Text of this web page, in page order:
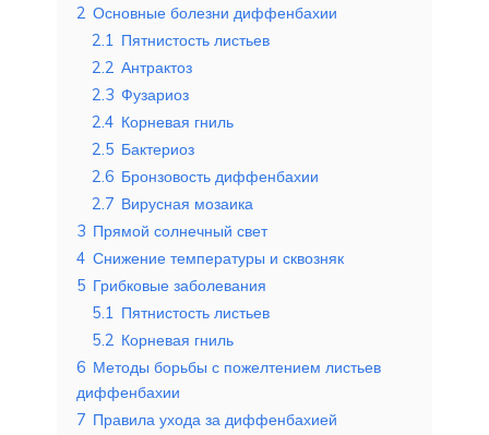
2 Основные болезни диффенбахии
2.1 Пятнистость листьев
2.2 Антрактоз
2.3 Фузариоз
2.4 Корневая гниль
2.5 Бактериоз
2.6 Бронзовость диффенбахии
2.7 Вирусная мозаика
3 Прямой солнечный свет
4 Снижение температуры и сквозняк
5 Грибковые заболевания
5.1 Пятнистость листьев
5.2 Корневая гниль
6 Методы борьбы с пожелтением листьев
диффенбахии
7 Правила ухода за диффенбахией